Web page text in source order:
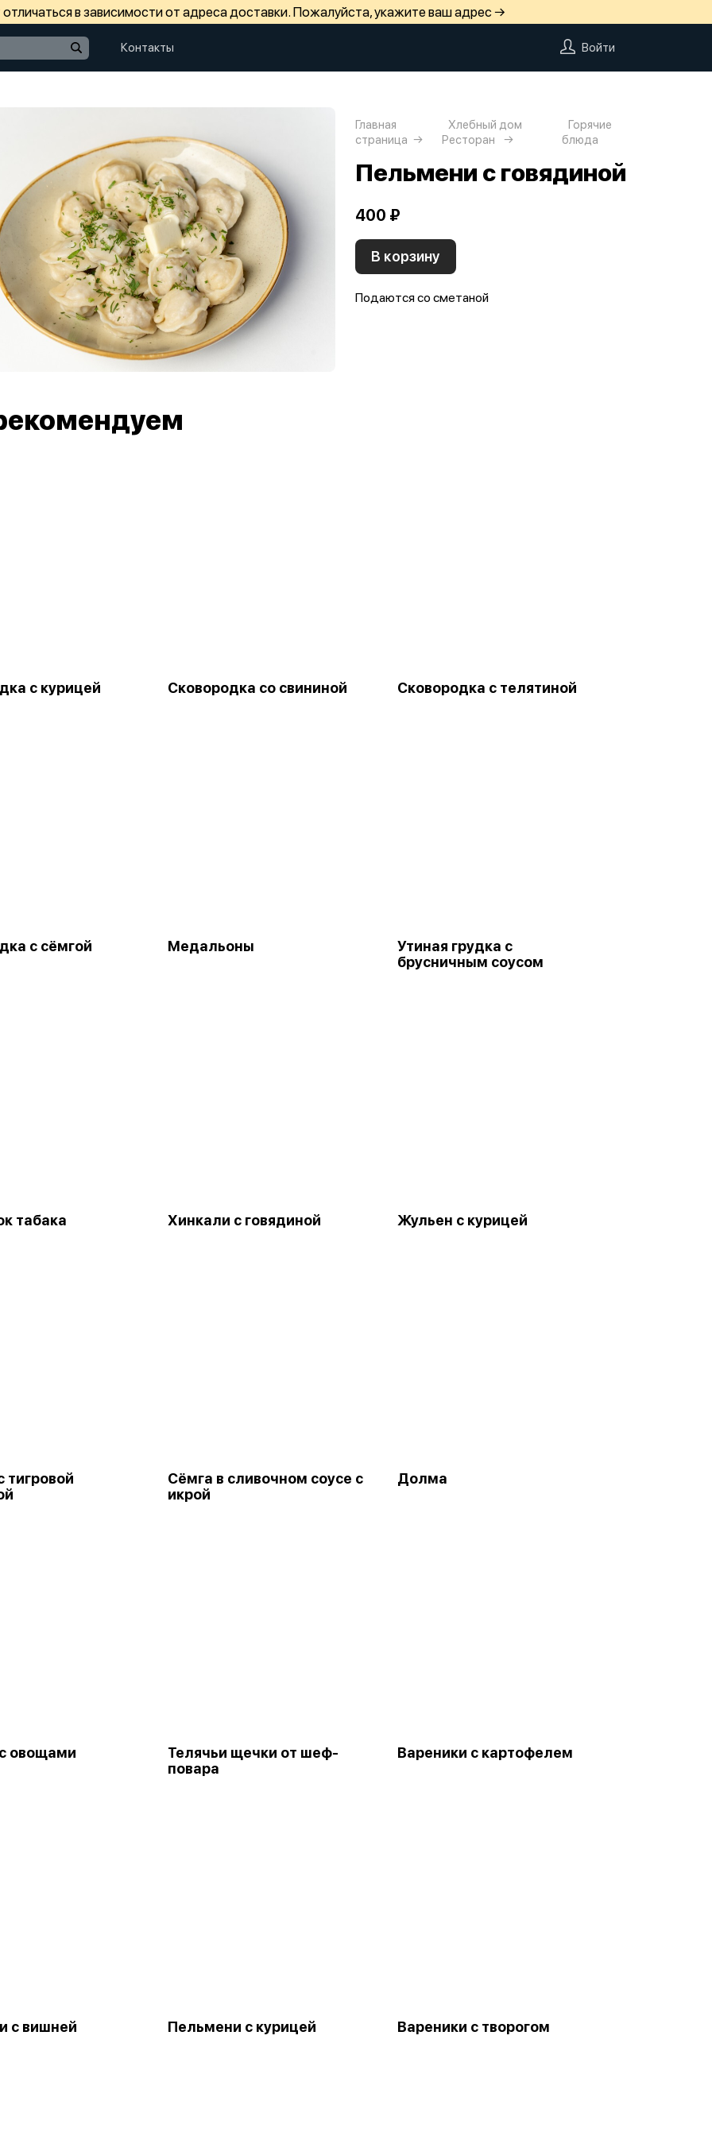
в зависимости от адреса доставки. Пожалуйста, укажите ваш адрес →
Контакты Войти
Главная
страница
Хлебный дом
Ресторан
Горячие
блюда
Пельмени с говядиной
400 ₽
В корзину
Подаются со сметаной
с курицей Сковородка со свининой Сковородка с телятиной
с сёмгой Медальоны
Утиная грудка с
брусничным соусом
табака Хинкали с говядиной Жульен с курицей
тигровой
Сёмга в сливочном соусе с
икрой
Долма
овощами
Телячьи щечки от шеф-
повара
Вареники с картофелем
с вишней Пельмени с курицей Вареники с творогом